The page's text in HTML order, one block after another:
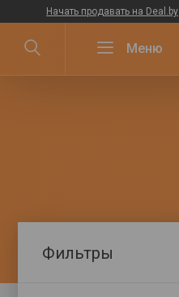
Начать продавать на Deal.by
Фильтры